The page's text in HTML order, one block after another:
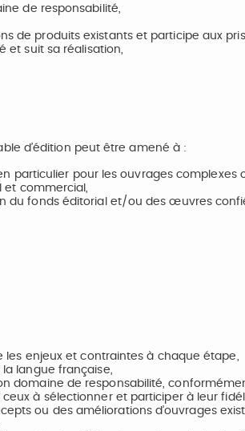
de responsabilité,
de produits existants et participe aux
et suit sa réalisation,
d’édition peut être amené à :
particulier pour les ouvrages complexes
et commercial,
du fonds éditorial et/ou des œuvres
les enjeux et contraintes à chaque étape,
langue française,
domaine de responsabilité,
à sélectionner et participer à leur
ou des améliorations d’ouvrages